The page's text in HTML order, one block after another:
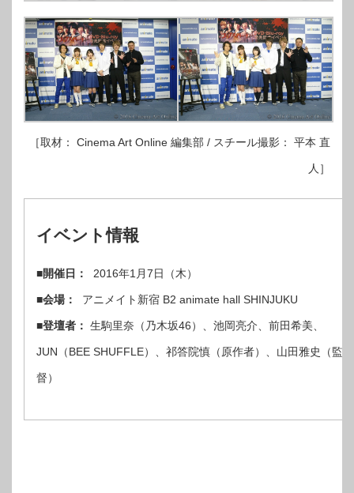
［取材： Cinema Art Online 編集部 / スチール撮影： 平本 直
人］
イベント情報
■開催日： 2016年1月7日（木）
■会場： アニメイト新宿 B2 animate hall SHINJUKU
■登壇者： 生駒里奈（乃木坂46）、池岡亮介、前田希美、
JUN（BEE SHUFFLE）、祁答院慎（原作者）、山田雅史（監
督）